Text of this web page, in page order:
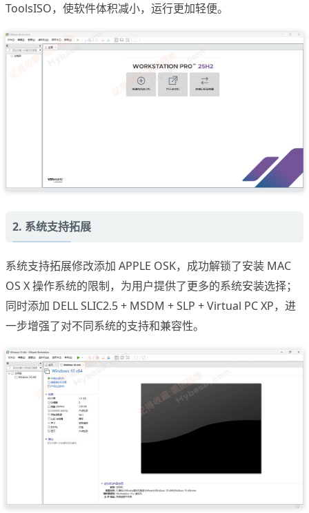
ToolsISO，使软件体积减小，运行更加轻便。
2. 系统支持拓展
系统支持拓展修改添加 APPLE OSK，成功解锁了安装 MAC
OS X 操作系统的限制，为用户提供了更多的系统安装选择；
同时添加 DELL SLIC2.5 + MSDM + SLP + Virtual PC XP，进
一步增强了对不同系统的支持和兼容性。